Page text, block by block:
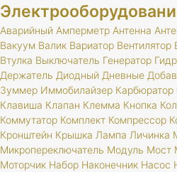
Аварийный Амперметр Антенна
Вакуум Валик Вариатор Вентилятор
Втулка Выключатель Генератор
Держатель Диодный Дневные
Зуммер Иммобилайзер Карбюратор
Клавиша Клапан Клемма Кнопка
Коммутатор Комплект Компрессор
Кронштейн Крышка Лампа Личинка
Микропереключатель Модуль Мост
Моторчик Набор Наконечник Насос